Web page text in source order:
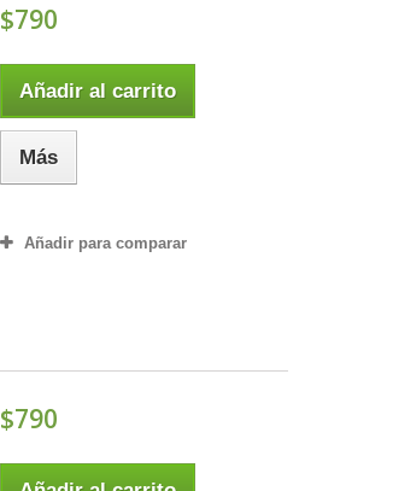
$790
Añadir al carrito
Más
Añadir para comparar
$790